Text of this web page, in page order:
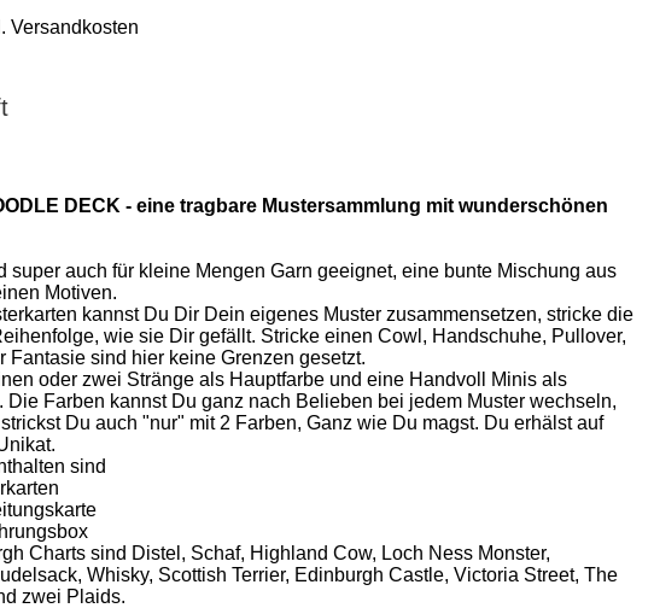
Versandkosten
DECK - eine tragbare Mustersammlung mit wunderschönen
super auch für kleine Mengen Garn geeignet, eine bunte Mischung aus
Motiven.
kannst Du Dir Dein eigenes Muster zusammensetzen, stricke die
wie sie Dir gefällt. Stricke einen Cowl, Handschuhe, Pullover,
Fantasie sind hier keine Grenzen gesetzt.
oder zwei Stränge als Hauptfarbe und eine Handvoll Minis als
Die Farben kannst Du ganz nach Belieben bei jedem Muster wechseln,
Du auch "nur" mit 2 Farben, Ganz wie Du magst. Du erhälst auf
sind
Charts sind Distel , Schaf, Highland Cow, Loch Ness Monster,
, Whisky, Scottish Terrier, Edinburgh Castle, Victoria Street, The
zwei Plaids.